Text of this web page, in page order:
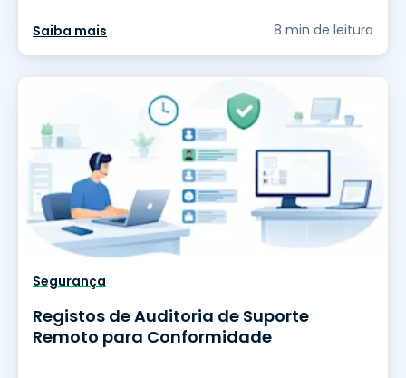
Saiba mais 8 min de leitura
Segurança
Registos de Auditoria de Suporte
Remoto para Conformidade